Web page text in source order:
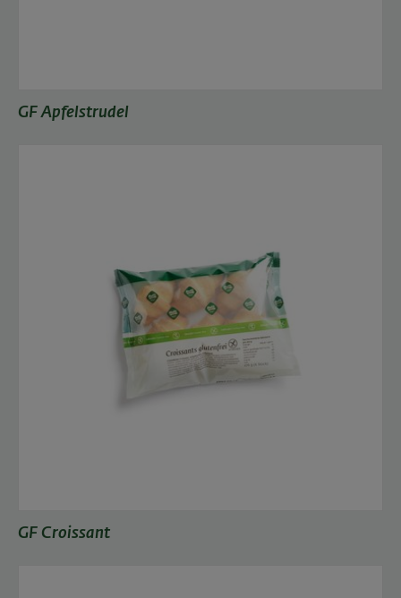
GF Apfelstrudel
GF Croissant